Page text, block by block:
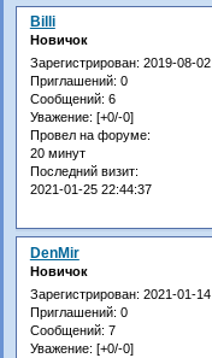
Billi
Новичок
Зарегистрирован: 2019-08-02
Приглашений: 0
Сообщений: 6
Уважение: [+0/-0]
Провел на форуме:
20 минут
Последний визит:
2021-01-25 22:44:37
DenMir
Новичок
Зарегистрирован: 2021-01-14
Приглашений: 0
Сообщений: 7
Уважение: [+0/-0]